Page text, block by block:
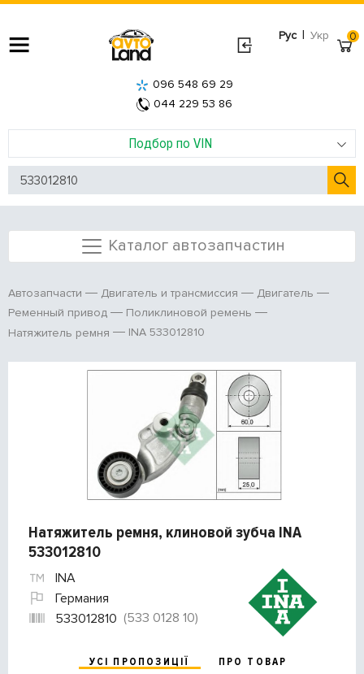
Рус | Укр
Подбор по VIN
096 548 69 29
044 229 53 86
0
Каталог автозапчастин
Автозапчасти Двигатель и трансмиссия
Двигатель
Ременный привод
Поликлиновой ремень
Натяжитель ремня
INA 533012810
Натяжитель ремня, клиновой зубча INA
533012810
INA
Германия
533012810 (533 0128 10)
УСІ ПРОПОЗИЦІЇ
ПРО ТОВАР